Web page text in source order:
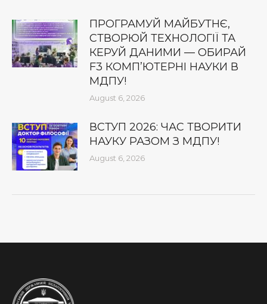
ПРОГРАМУЙ МАЙБУТНЄ,
СТВОРЮЙ ТЕХНОЛОГІЇ ТА
КЕРУЙ ДАНИМИ — ОБИРАЙ
F3 КОМП’ЮТЕРНІ НАУКИ В
МДПУ!
August 6, 2026
ВСТУП 2026: ЧАС ТВОРИТИ
НАУКУ РАЗОМ З МДПУ!
August 6, 2026